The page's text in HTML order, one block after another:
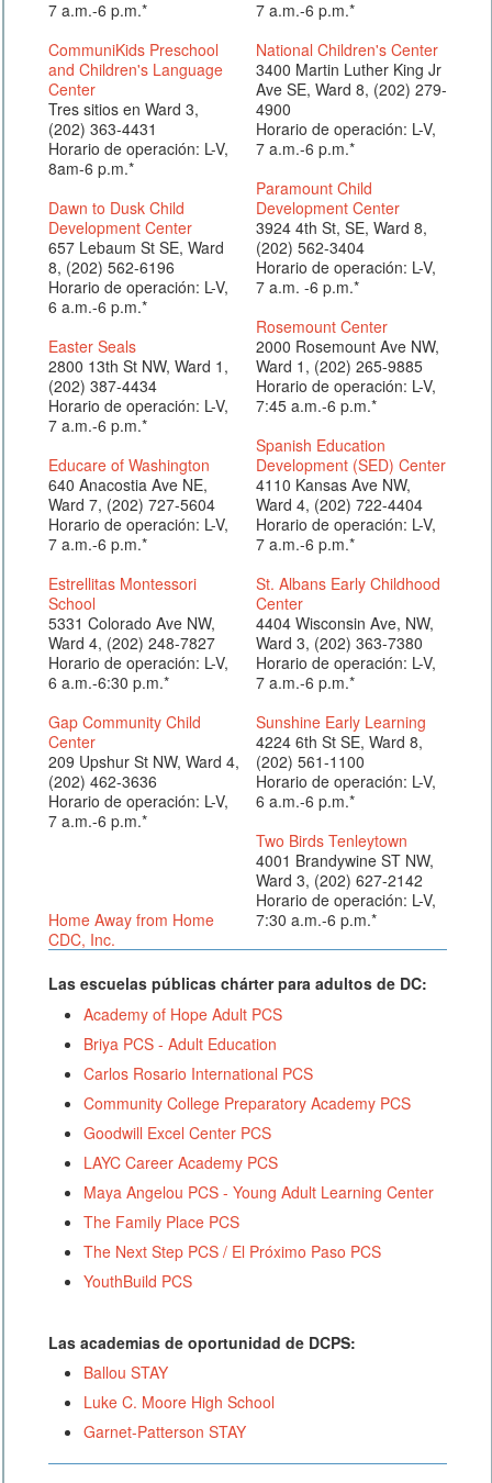
7 a.m.-6 p.m.*
CommuniKids Preschool
and Children's Language
Center
Tres sitios en Ward 3,
(202) 363-4431
Horario de operación: L-V,
8am-6 p.m.*
Dawn to Dusk Child
Development Center
657 Lebaum St SE, Ward
8, (202) 562-6196
Horario de operación: L-V,
6 a.m.-6 p.m.*
Easter Seals
2800 13th St NW, Ward 1,
(202) 387-4434
Horario de operación: L-V,
7 a.m.-6 p.m.*
Educare of Washington
640 Anacostia Ave NE,
Ward 7, (202) 727-5604
Horario de operación: L-V,
7 a.m.-6 p.m.*
Estrellitas Montessori
School
5331 Colorado Ave NW,
Ward 4, (202) 248-7827
Horario de operación: L-V,
6 a.m.-6:30 p.m.*
Gap Community Child
Center
209 Upshur St NW, Ward 4,
(202) 462-3636
Horario de operación: L-V,
7 a.m.-6 p.m.*
Home Away from Home
CDC, Inc.
7 a.m.-6 p.m.*
National Children's Center
3400 Martin Luther King Jr
Ave SE, Ward 8, (202) 279-
4900
Horario de operación: L-V,
7 a.m.-6 p.m.*
Paramount Child
Development Center
3924 4th St, SE, Ward 8,
(202) 562-3404
Horario de operación: L-V,
7 a.m. -6 p.m.*
Rosemount Center
2000 Rosemount Ave NW,
Ward 1, (202) 265-9885
Horario de operación: L-V,
7:45 a.m.-6 p.m.*
Spanish Education
Development (SED) Center
4110 Kansas Ave NW,
Ward 4, (202) 722-4404
Horario de operación: L-V,
7 a.m.-6 p.m.*
St. Albans Early Childhood
Center
4404 Wisconsin Ave, NW,
Ward 3, (202) 363-7380
Horario de operación: L-V,
7 a.m.-6 p.m.*
Sunshine Early Learning
4224 6th St SE, Ward 8,
(202) 561-1100
Horario de operación: L-V,
6 a.m.-6 p.m.*
Two Birds Tenleytown
4001 Brandywine ST NW,
Ward 3, (202) 627-2142
Horario de operación: L-V,
7:30 a.m.-6 p.m.*
Las escuelas públicas chárter para adultos de DC:
Academy of Hope Adult PCS
Briya PCS - Adult Education
Carlos Rosario International PCS
Community College Preparatory Academy PCS
Goodwill Excel Center PCS
LAYC Career Academy PCS
Maya Angelou PCS - Young Adult Learning Center
The Family Place PCS
The Next Step PCS / El Próximo Paso PCS
YouthBuild PCS
Las academias de oportunidad de DCPS:
Ballou STAY
Luke C. Moore High School
Garnet-Patterson STAY